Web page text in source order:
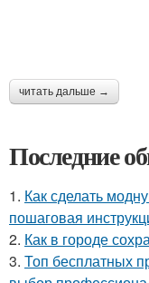
читать дальше →
Последние
1. Как сделать
пошаговая
2. Как в городе
3. Топ бесплатных